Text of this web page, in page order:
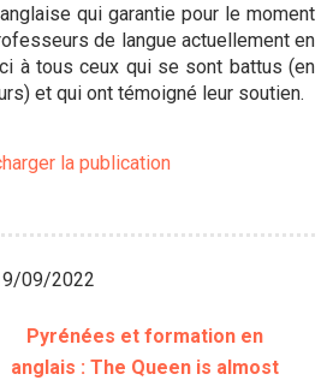
qui garantie pour le moment
de langue actuellement en
à tous ceux qui se sont battus (en
et qui ont témoigné leur soutien.
la publication
09/2022
Pyrénées et formation en
anglais : The Queen is almost